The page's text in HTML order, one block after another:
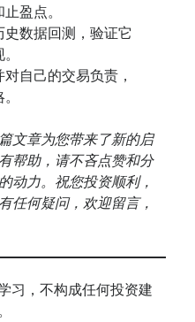
盈点。
数据回测，验证它
自己的交易负责，
文章为您带来了新的启
帮助，请不吝点赞和分
动力。祝您投资顺利，
任何疑问，欢迎留言，
习，不构成任何投资建